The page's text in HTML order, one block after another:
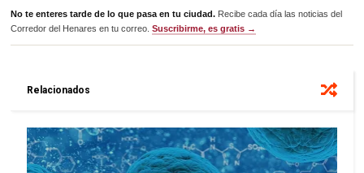
No te enteres tarde de lo que pasa en tu ciudad. Recibe cada día las noticias del
Corredor del Henares en tu correo.Suscribirme, es gratis →
Relacionados